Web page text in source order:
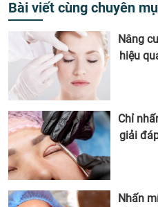
Bài viết cùng chuyên
Nâng
hiệu
Chỉ
giải
Nhấn